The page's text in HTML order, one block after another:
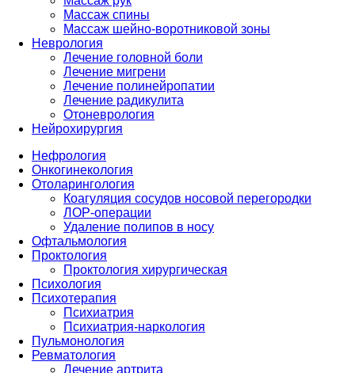
Массаж спины
Массаж шейно-воротниковой зоны
Неврология
Лечение головной боли
Лечение мигрени
Лечение полинейропатии
Лечение радикулита
Отоневрология
Нейрохирургия
Нефрология
Онкогинекология
Отоларингология
Коагуляция сосудов носовой перегородки
ЛОР-операции
Удаление полипов в носу
Офтальмология
Проктология
Проктология хирургическая
Психология
Психотерапия
Психиатрия
Психиатрия-наркология
Пульмонология
Ревматология
Лечение артрита